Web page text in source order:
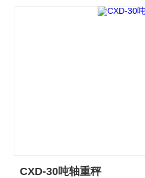
CXD-30吨轴重秤